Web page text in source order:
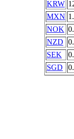
KRW
MXN
NOK
NZD
SEK
SGD